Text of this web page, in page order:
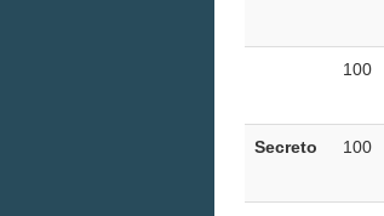
100
Secreto 100